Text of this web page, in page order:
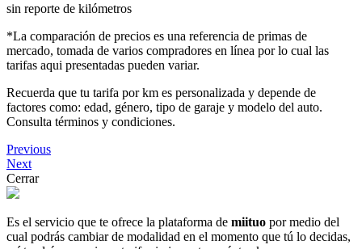
sin reporte de kilómetros
*La comparación de precios es una referencia de primas de
mercado, tomada de varios compradores en línea por lo cual las
tarifas aqui presentadas pueden variar.
Recuerda que tu tarifa por km es personalizada y depende de
factores como: edad, género, tipo de garaje y modelo del auto.
Consulta términos y condiciones.
Previous
Next
Cerrar
Es el servicio que te ofrece la plataforma de miituo por medio del
cual podrás cambiar de modalidad en el momento que tú lo decidas,